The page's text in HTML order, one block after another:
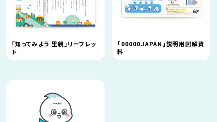
「知ってみよう 里親」リーフレッ
ト
「00000JAPAN」説明用図解資
料